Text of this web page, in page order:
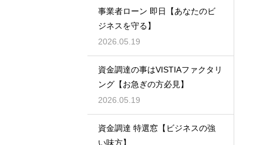
事業者ローン 即日【あなたのビ
ジネスを守る】
2026.05.19
資金調達の事はVISTIAファクタリ
ング【お急ぎの方必見】
2026.05.19
資金調達 特選窓【ビジネスの強
い味方】